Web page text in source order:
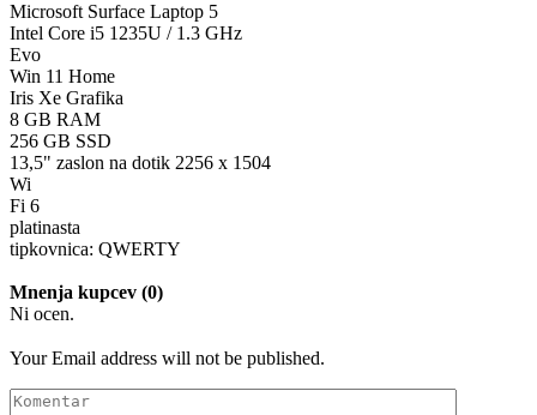
Microsoft Surface Laptop 5
Intel Core i5 1235U / 1.3 GHz
Evo
Win 11 Home
Iris Xe Grafika
8 GB RAM
256 GB SSD
13,5" zaslon na dotik 2256 x 1504
Wi
Fi 6
platinasta
tipkovnica: QWERTY
Mnenja kupcev (0)
Ni ocen.
Your Email address will not be published.